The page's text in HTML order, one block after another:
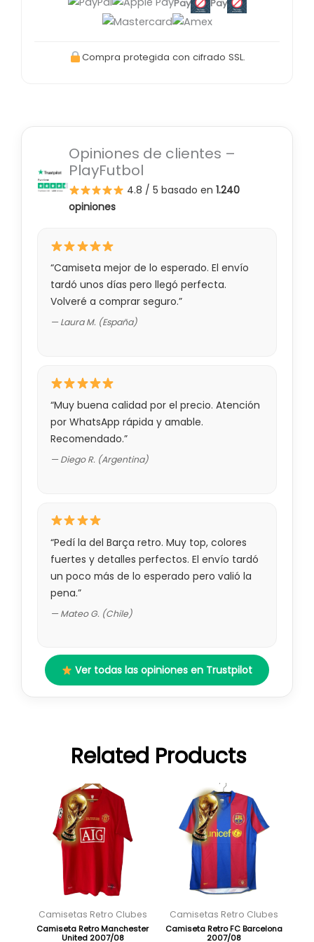
Pay Pay
Compra protegida con cifrado SSL.
Opiniones de clientes –
PlayFutbol
4.8 / 5 basado en 1.240
opiniones
“Camiseta mejor de lo esperado. El envío
tardó unos días pero llegó perfecta.
Volveré a comprar seguro.”
— Laura M. (España)
“Muy buena calidad por el precio. Atención
por WhatsApp rápida y amable.
Recomendado.”
— Diego R. (Argentina)
“Pedí la del Barça retro. Muy top, colores
fuertes y detalles perfectos. El envío tardó
un poco más de lo esperado pero valió la
pena.”
— Mateo G. (Chile)
Ver todas las opiniones en Trustpilot
Related Products
Camisetas Retro Clubes
Camiseta Retro Manchester
United 2007/08
El
precio
original
era:
89,95 €.
es:
Este
producto
tiene
múltiples
variantes.
Las
opciones
se
pueden
Camisetas Retro Clubes
Camiseta Retro FC Barcelona
2007/08
El
precio
original
era:
89,95 €.
actual
es:
Este
producto
tiene
múltiples
variantes.
Las
opciones
se
pueden